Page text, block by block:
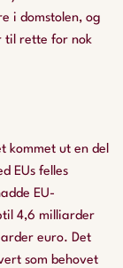
i domstolen, og
til rette for nok
kommet ut en del
EUs felles
EU-
4,6 milliarder
euro. Det
som behovet